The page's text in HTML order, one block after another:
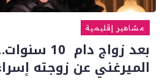
مشاهير إقليمية
بعد زواج
الميرغني عن زوجته